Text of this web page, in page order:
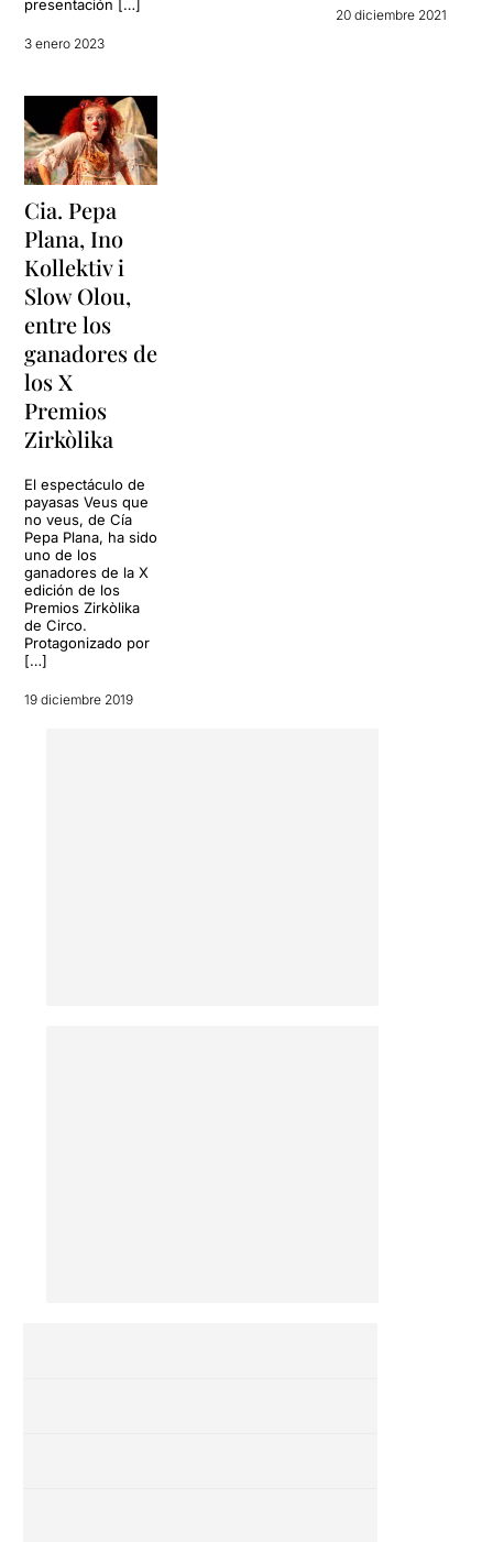
presentación […]
3 enero 2023
20 diciembre 2021
Cia. Pepa
Plana, Ino
Kollektiv i
Slow Olou,
entre los
ganadores de
los X
Premios
Zirkòlika
El espectáculo de
payasas Veus que
no veus, de Cía
Pepa Plana, ha sido
uno de los
ganadores de la X
edición de los
Premios Zirkòlika
de Circo.
Protagonizado por
[…]
19 diciembre 2019